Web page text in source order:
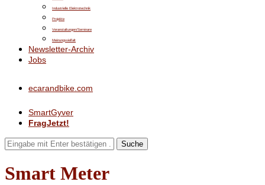
Industrielle Elektrotechnik
Projekte
Veranstaltungen/Seminare
Meinungsvielfalt
Newsletter-Archiv
Jobs
ecarandbike.com
SmartGyver
FragJetzt!
Suche
Smart Meter